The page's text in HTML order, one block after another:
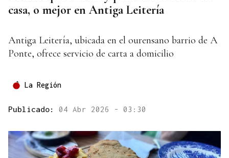
casa, o mejor en Antiga Leitería
Antiga Leitería, ubicada en el ourensano barrio de A
Ponte, ofrece servicio de carta a domicilio
La Región
Publicado: 04 Abr 2026 - 03:30